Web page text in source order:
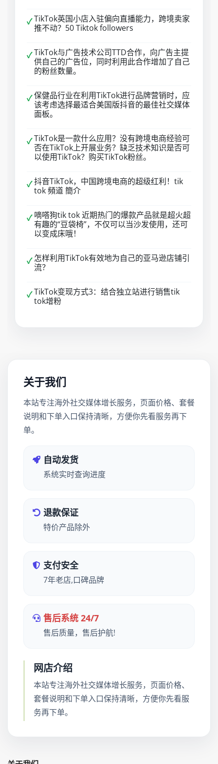
✓TikTok英国小店入驻偏向直播能力，跨境卖家
推不动？50 Tiktok followers
✓TikTok与广告技术公司TTD合作，向广告主提
供自己的广告位，同时利用此合作增加了自己
的粉丝数量。
✓保健品行业在利用TikTok进行品牌营销时，应
该考虑选择最适合美国版抖音的最佳社交媒体
面板。
✓TikTok是一款什么应用？没有跨境电商经验可
否在TikTok上开展业务？缺乏技术知识是否可
以使用TikTok？购买TikTok粉丝。
✓抖音TikTok，中国跨境电商的超级红利！tik
tok 頻道 簡介
✓ 嘀嗒狗tik tok 近期热门的爆款产品就是超火超
有趣的“豆袋椅”，不仅可以当沙发使用，还可
以变成床哦！
✓ 怎样利用TikTok有效地为自己的亚马逊店铺引
流？
✓TikTok变现方式3：结合独立站进行销售tik
tok增粉
关于我们
本站专注海外社交媒体增长服务，页面价格、套餐
说明和下单入口保持清晰，方便你先看服务再下
单。
自动发货
系统实时查询进度
退款保证
特价产品除外
支付安全
7年老店,口碑品牌
售后系统 24/7
售后质量，售后护航!
网店介绍
本站专注海外社交媒体增长服务，页面价格、
套餐说明和下单入口保持清晰，方便你先看服
务再下单。